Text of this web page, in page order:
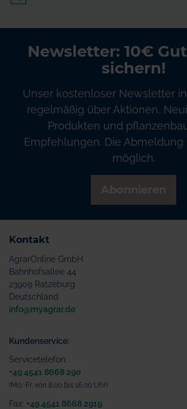
Newsletter: 10€
sichern!
Unser kostenloser Newsletter
regelmäßig über Aktionen,
Produkten und
Empfehlungen. Die Abmeldung
möglich.
Kontakt
AgrarOnline GmbH
Bahnhofsallee 44
23909 Ratzeburg
Deutschland
info@myagrar.de
Kundenservice:
Servicetelefon:
+49 4541 8668 290
(Mo.-Fr. von 8.00 bis 16.00 Uhr)
Fax: +49 4541 8668 2919